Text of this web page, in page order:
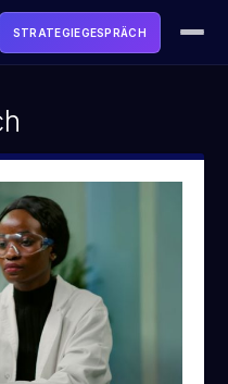
STRATEGIEGESPRÄCH